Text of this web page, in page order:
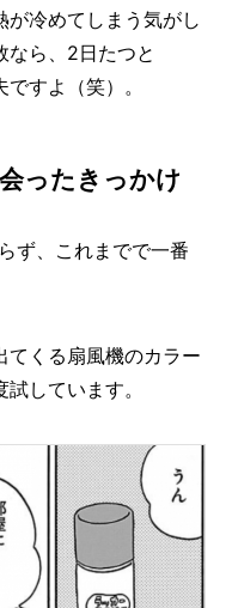
冷めてしまう気がし
なら、2日たつと
すよ（笑）。
ったきっかけ
ず、これまでで一番
くる扇風機のカラー
しています。